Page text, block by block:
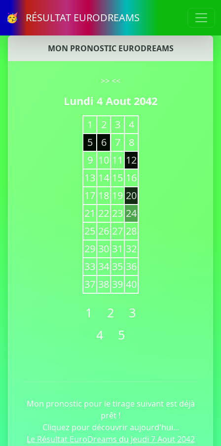
🥳 RÉSULTAT EURODREAMS
MON PRONOSTIC EURODREAMS
>> <<
Lundi 4 Aout 2042
1 2 3
4
5
6 7
8
9 10 11 12
13 14 15 16
17 18 19 20
21 22 23 24
25 26 27 28
29 30 31 32
33 34 35 36
37 38 39 40
1 2
3
4
5
Mon pronostic pour le tirage suivant est déjà
prêt !
Cliquez pour découvrir aujourd'hui...
Le Résultat EuroDreams du Jeudi 7 Aout 2042